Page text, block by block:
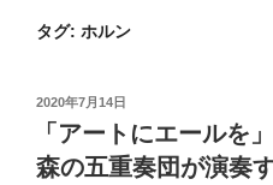
タグ: ホルン
投
2020年7月14日
「アートにエールを
森の五重奏団が演奏